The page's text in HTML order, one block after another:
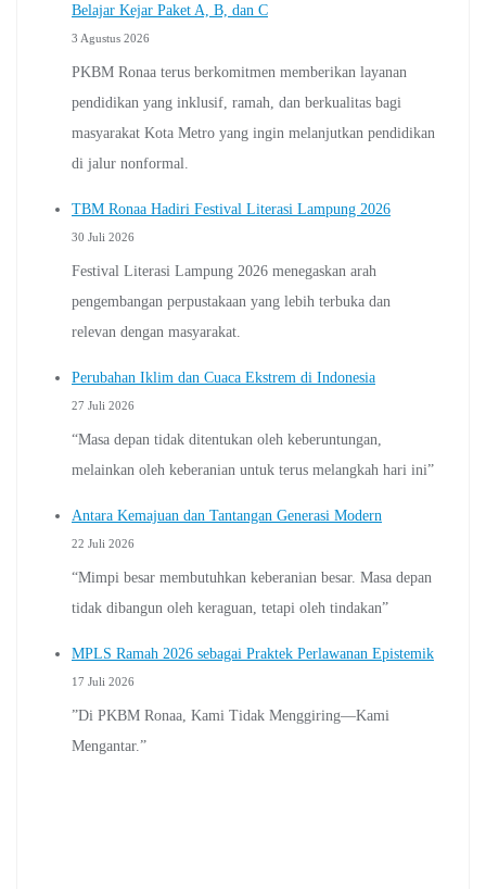
Belajar Kejar Paket A, B, dan C
3 Agustus 2026
PKBM Ronaa terus berkomitmen memberikan layanan
pendidikan yang inklusif, ramah, dan berkualitas bagi
masyarakat Kota Metro yang ingin melanjutkan pendidikan
di jalur nonformal.
TBM Ronaa Hadiri Festival Literasi Lampung 2026
30 Juli 2026
Festival Literasi Lampung 2026 menegaskan arah
pengembangan perpustakaan yang lebih terbuka dan
relevan dengan masyarakat.
Perubahan Iklim dan Cuaca Ekstrem di Indonesia
27 Juli 2026
“Masa depan tidak ditentukan oleh keberuntungan,
melainkan oleh keberanian untuk terus melangkah hari ini”
Antara Kemajuan dan Tantangan Generasi Modern
22 Juli 2026
“Mimpi besar membutuhkan keberanian besar. Masa depan
tidak dibangun oleh keraguan, tetapi oleh tindakan”
MPLS Ramah 2026 sebagai Praktek Perlawanan Epistemik
17 Juli 2026
”Di PKBM Ronaa, Kami Tidak Menggiring—Kami
Mengantar.”